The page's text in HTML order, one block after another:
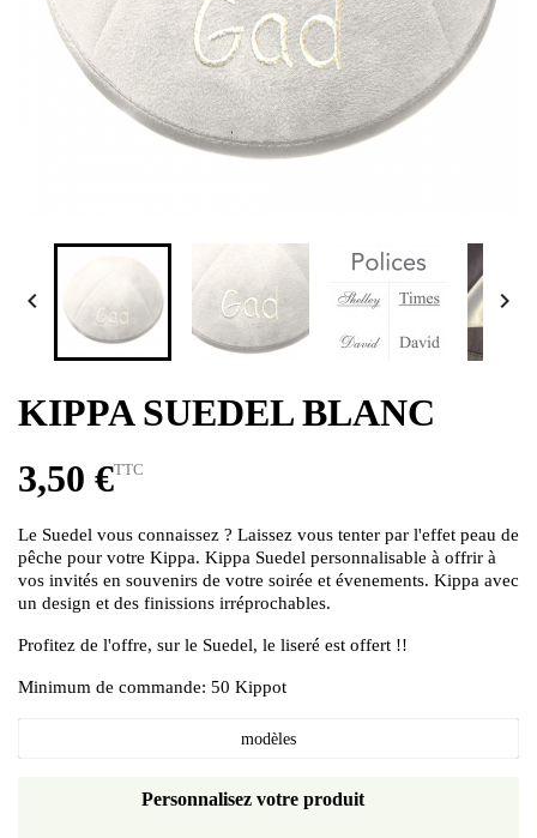
 
KIPPA SUEDEL BLANC
3,50 €TTC
Le Suedel vous connaissez ? Laissez vous tenter par l'effet peau de
pêche pour votre Kippa. Kippa Suedel personnalisable à offrir à
vos invités en souvenirs de votre soirée et évenements. Kippa avec
un design et des finissions irréprochables.
Profitez de l'offre, sur le Suedel, le liseré est offert !!
Minimum de commande: 50 Kippot
modèles
Personnalisez votre produit